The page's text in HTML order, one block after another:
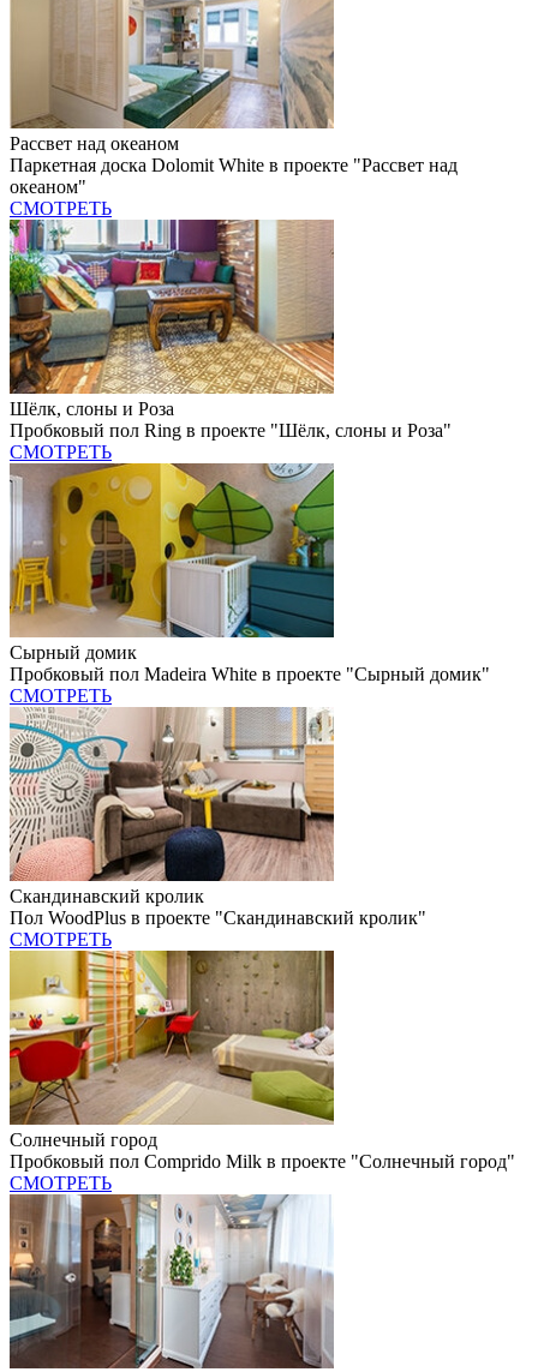
Рассвет над океаном
Паркетная доска Dolomit White в проекте "Рассвет над
океаном"
СМОТРЕТЬ
Шёлк, слоны и Роза
Пробковый пол Ring в проекте "Шёлк, слоны и Роза"
СМОТРЕТЬ
Сырный домик
Пробковый пол Madeira White в проекте "Сырный домик"
СМОТРЕТЬ
Скандинавский кролик
Пол WoodPlus в проекте "Скандинавский кролик"
СМОТРЕТЬ
Солнечный город
Пробковый пол Comprido Milk в проекте "Солнечный город"
СМОТРЕТЬ